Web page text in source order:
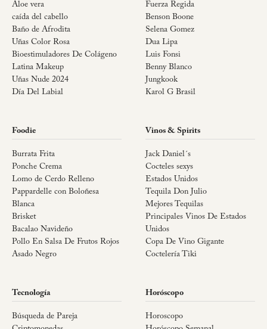
Aloe vera
caída del cabello
Baño de Afrodita
Uñas Color Rosa
Bioestimuladores De Colágeno
Latina Makeup
Uñas Nude 2024
Día Del Labial
Fuerza Regida
Benson Boone
Selena Gomez
Dua Lipa
Luis Fonsi
Benny Blanco
Jungkook
Karol G Brasil
Foodie
Burrata Frita
Ponche Crema
Lomo de Cerdo Relleno
Pappardelle con Boloñesa
Blanca
Brisket
Bacalao Navideño
Pollo En Salsa De Frutos Rojos
Asado Negro
Vinos & Spirits
Jack Daniel´s
Cocteles sexys
Estados Unidos
Tequila Don Julio
Mejores Tequilas
Principales Vinos De Estados
Unidos
Copa De Vino Gigante
Coctelería Tiki
Tecnología
Búsqueda de Pareja
Horóscopo
Horoscopo